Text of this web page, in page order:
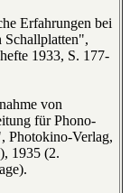
Erfahrungen bei
Schallplatten",
1933, S. 177-
von
für Phono-
Photokino-Verlag,
1935 (2.